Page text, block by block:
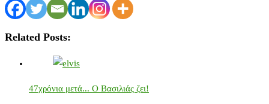
Related Posts:
47χρόνια μετά... Ο Βασιλιάς ζει!